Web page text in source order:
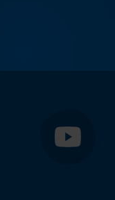
YouTube